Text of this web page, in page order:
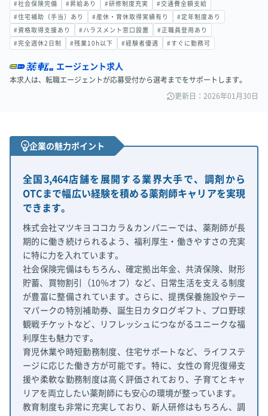
#社会保険完備 #昇給あり #研修制度充実 #交通費全額支給
#住宅補助（手当）あり #産休・育休取得実績有り #定年制度あり
#資格取得支援あり #ハラスメント窓口設置 #正職員登用あり
#完全週休2日制 #残業10h以下 #経験者優遇 #すぐに勤務可
エージェント求人
本求人は、転職エージェントが応募受付から選考までをサポートします。
更新日：2026年01月30日
企業の魅力ポイント
全国3,464店舗を展開する業界大手で、調剤から
OTCまで幅広い経験を積める薬剤師キャリアを実現
できます。
株式会社マツキヨココカラ＆カンパニーでは、薬剤師が長
期的に働き続けられるよう、福利厚生・働きやすさの充実
に特に力を入れています。
社会保険完備はもちろん、確定拠出年金、共済保険、財形
貯蓄、買物割引（10％オフ）など、日常生活を支える制度
が豊富に整備されています。さらに、提携保養施設やテー
マパークの特別補助券、誕生日カタログギフト、プロ野球
観戦チケットなど、リフレッシュにつながるユニークな福
利厚生も魅力です。
育児休業や時短勤務制度、住宅サポートなど、ライフステ
ージに応じた働き方が可能です。特に、女性の育児復帰支
援や柔軟な勤務制度は高く評価されており、子育てとキャ
リアを両立したい薬剤師にも安心の環境が整っています。
教育制度も非常に充実しており、新人研修はもちろん、調